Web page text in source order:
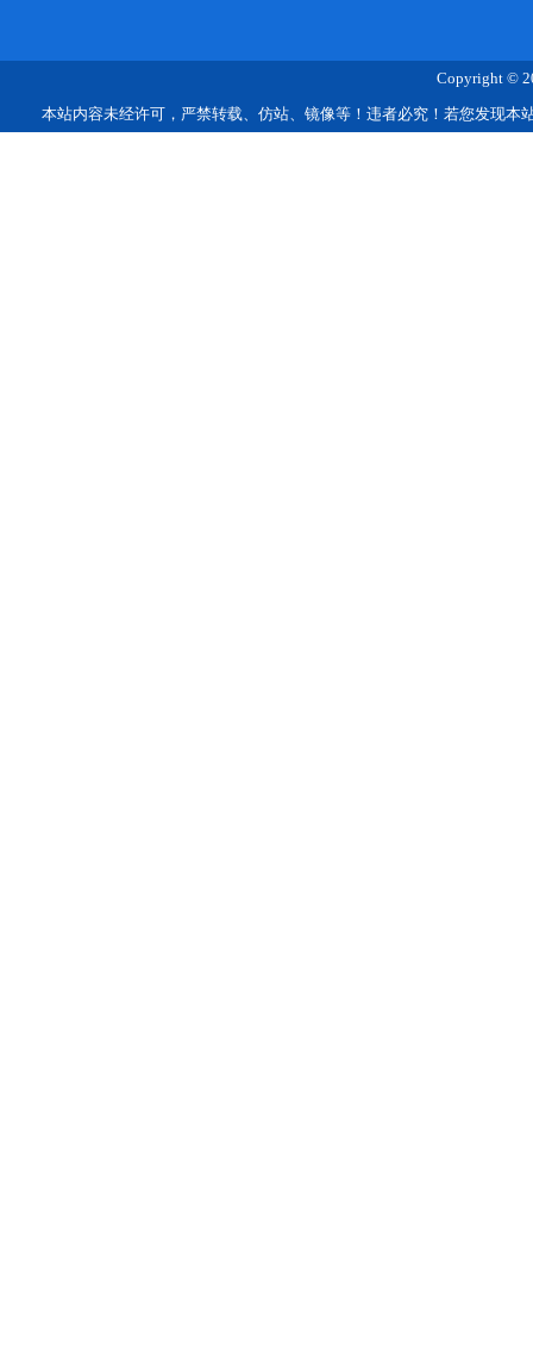
Copyright ©
本站内容未经许可，严禁转载、仿站、镜像等！违者必究！若您发现